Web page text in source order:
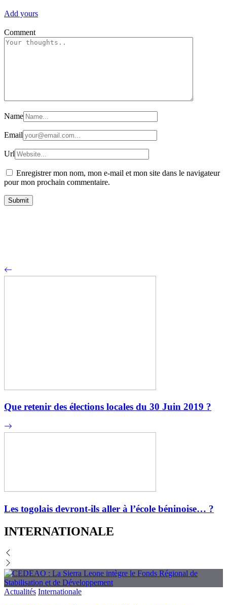
Add yours
Comment
Name
Email
Url
Enregistrer mon nom, mon e-mail et mon site dans le navigateur
pour mon prochain commentaire.
Que retenir des élections locales du 30 Juin 2019 ?
Les togolais devront-ils aller à l’école béninoise… ?
INTERNATIONALE
Actualités Internationale